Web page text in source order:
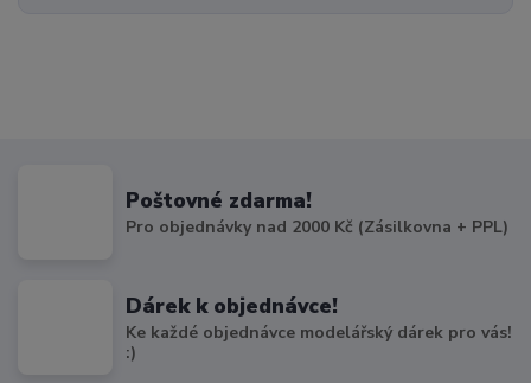
Poštovné zdarma!
Pro objednávky nad 2000 Kč (Zásilkovna + PPL)
Dárek k objednávce!
Ke každé objednávce modelářský dárek pro vás!
:)